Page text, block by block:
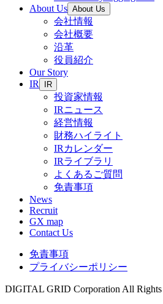
About Us About Us
会社情報
会社概要
沿革
役員紹介
Our Story
IR
IR
投資家情報
IRニュース
経営情報
財務ハイライト
IRカレンダー
IRライブラリ
よくあるご質問
免責事項
News
Recruit
GX map
Contact Us
免責事項
プライバシーポリシー
DIGITAL GRID Corporation All Rights